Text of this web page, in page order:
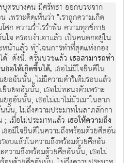
ตรบางคน มีศรัทธา ออกบวชจาก
เพราะคิดเห็นว่า "เราถูกความเกิด
ศก ความร่ำไรรำพัน ความทุกข์กาย
ใจ ครอบงำเอาแล้ว เป็นคนตกอยู่ใน
น้าแล้ว ทำไฉนการทำที่สุดแห่งกอง
" ดังนี้. ครั้นบวชแล้ว เธอสามารถทำ
ยอให้เกิดขึ้นได้, เธอไม่มีใจยินดีใน
ยอฉันนั้น, ไม่มีความดำริเต็มรอบแล้ว
ยินยออันนั้น, เธอไม่ทะนงตัวเพราะ
ออันนั้น, เธอไม่เมาไม่มัวเมาในลาภ
นั้น, ไม่ถึงความประมาทในลาภสักกา
เมื่อไม่ประมาทแล้ว เธอให้ความถึง
เธอมีใจยินดีในความถึงพร้อมด้วยศีลอัน
อบแล้วในความถึงพร้อมด้วยศีลอัน
ความถึงพร้อมด้วยศีลอันนั้น, เธอไม่